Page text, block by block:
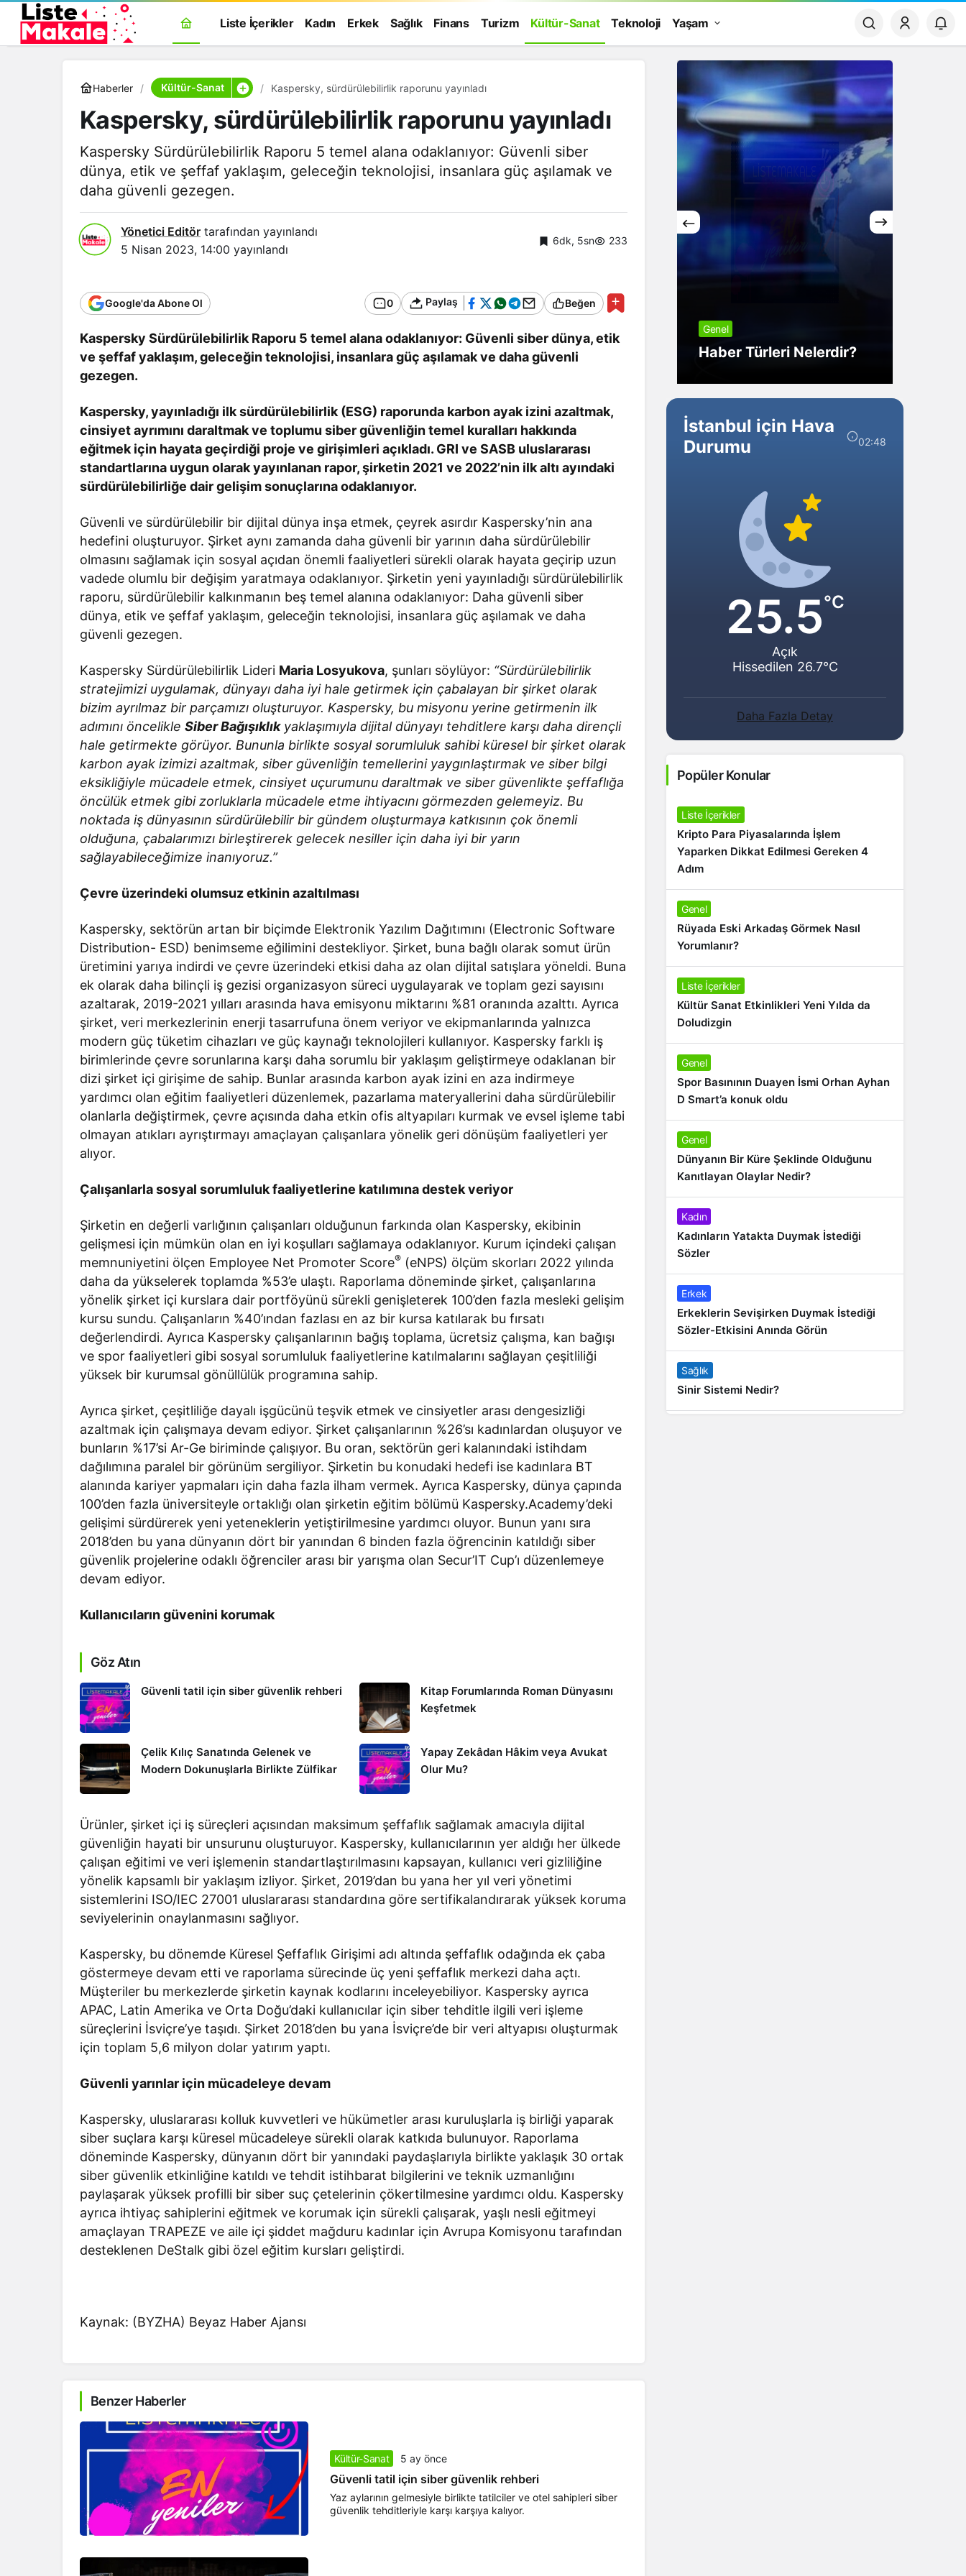
Liste İçerikler Kadın Erkek Sağlık Finans Turizm Kültür-Sanat Teknoloji Yaşam
Haberler Kültür-Sanat Kaspersky, sürdürülebilirlik raporunu yayınladı
Kaspersky, sürdürülebilirlik raporunu yayınladı
Kaspersky Sürdürülebilirlik Raporu 5 temel alana odaklanıyor: Güvenli siber
dünya, etik ve şeffaf yaklaşım, geleceğin teknolojisi, insanlara güç aşılamak ve
daha güvenli gezegen.
Yönetici Editör tarafından yayınlandı
5 Nisan 2023, 14:00 yayınlandı
6dk, 5sn 233
Google'da Abone Ol 0 Paylaş Beğen
Kaspersky Sürdürülebilirlik Raporu 5 temel alana odaklanıyor: Güvenli siber dünya, etik
ve şeffaf yaklaşım, geleceğin teknolojisi, insanlara güç aşılamak ve daha güvenli
gezegen.
Kaspersky, yayınladığı ilk sürdürülebilirlik (ESG) raporunda karbon ayak izini azaltmak,
cinsiyet ayrımını daraltmak ve toplumu siber güvenliğin temel kuralları hakkında
eğitmek için hayata geçirdiği proje ve girişimleri açıkladı. GRI ve SASB uluslararası
standartlarına uygun olarak yayınlanan rapor, şirketin 2021 ve 2022’nin ilk altı ayındaki
sürdürülebilirliğe dair gelişim sonuçlarına odaklanıyor.
Güvenli ve sürdürülebilir bir dijital dünya inşa etmek, çeyrek asırdır Kaspersky’nin ana
hedefini oluşturuyor. Şirket aynı zamanda daha güvenli bir yarının daha sürdürülebilir
olmasını sağlamak için sosyal açıdan önemli faaliyetleri sürekli olarak hayata geçirip uzun
vadede olumlu bir değişim yaratmaya odaklanıyor. Şirketin yeni yayınladığı sürdürülebilirlik
raporu, sürdürülebilir kalkınmanın beş temel alanına odaklanıyor: Daha güvenli siber
dünya, etik ve şeffaf yaklaşım, geleceğin teknolojisi, insanlara güç aşılamak ve daha
güvenli gezegen.
Kaspersky Sürdürülebilirlik Lideri Maria Losyukova, şunları söylüyor: “Sürdürülebilirlik
stratejimizi uygulamak, dünyayı daha iyi hale getirmek için çabalayan bir şirket olarak
bizim ayrılmaz bir parçamızı oluşturuyor. Kaspersky, bu misyonu yerine getirmenin ilk
adımını öncelikleSiber Bağışıklıkyaklaşımıyla dijital dünyayı tehditlere karşı daha dirençli
hale getirmekte görüyor. Bununla birlikte sosyal sorumluluk sahibi küresel bir şirket olarak
karbon ayak izimizi azaltmak, siber güvenliğin temellerini yaygınlaştırmak ve siber bilgi
eksikliğiyle mücadele etmek, cinsiyet uçurumunu daraltmak ve siber güvenlikte şeffaflığa
öncülük etmek gibi zorluklarla mücadele etme ihtiyacını görmezden gelemeyiz. Bu
noktada iş dünyasının sürdürülebilir bir gündem oluşturmaya katkısının çok önemli
olduğuna, çabalarımızı birleştirerek gelecek nesiller için daha iyi bir yarın
sağlayabileceğimize inanıyoruz.”
Çevre üzerindeki olumsuz etkinin azaltılması
Kaspersky, sektörün artan bir biçimde Elektronik Yazılım Dağıtımını (Electronic Software
Distribution- ESD) benimseme eğilimini destekliyor. Şirket, buna bağlı olarak somut ürün
üretimini yarıya indirdi ve çevre üzerindeki etkisi daha az olan dijital satışlara yöneldi. Buna
ek olarak daha bilinçli iş gezisi organizasyon süreci uygulayarak ve toplam gezi sayısını
azaltarak, 2019-2021 yılları arasında hava emisyonu miktarını %81 oranında azalttı. Ayrıca
şirket, veri merkezlerinin enerji tasarrufuna önem veriyor ve ekipmanlarında yalnızca
modern güç tüketim cihazları ve güç kaynağı teknolojileri kullanıyor. Kaspersky farklı iş
birimlerinde çevre sorunlarına karşı daha sorumlu bir yaklaşım geliştirmeye odaklanan bir
dizi şirket içi girişime de sahip. Bunlar arasında karbon ayak izini en aza indirmeye
yardımcı olan eğitim faaliyetleri düzenlemek, pazarlama materyallerini daha sürdürülebilir
olanlarla değiştirmek, çevre açısında daha etkin ofis altyapıları kurmak ve evsel işleme tabi
olmayan atıkları ayrıştırmayı amaçlayan çalışanlara yönelik geri dönüşüm faaliyetleri yer
alıyor.
Çalışanlarla sosyal sorumluluk faaliyetlerine katılımına destek veriyor
Şirketin en değerli varlığının çalışanları olduğunun farkında olan Kaspersky, ekibinin
gelişmesi için mümkün olan en iyi koşulları sağlamaya odaklanıyor. Kurum içindeki çalışan
memnuniyetini ölçen Employee Net Promoter Score® (eNPS) ölçüm skorları 2022 yılında
daha da yükselerek toplamda %53’e ulaştı. Raporlama döneminde şirket, çalışanlarına
yönelik şirket içi kurslara dair portföyünü sürekli genişleterek 100’den fazla mesleki gelişim
kursu sundu. Çalışanların %40’ından fazlası en az bir kursa katılarak bu fırsatı
değerlendirdi. Ayrıca Kaspersky çalışanlarının bağış toplama, ücretsiz çalışma, kan bağışı
ve spor faaliyetleri gibi sosyal sorumluluk faaliyetlerine katılmalarını sağlayan çeşitliliği
yüksek bir kurumsal gönüllülük programına sahip.
Ayrıca şirket, çeşitliliğe dayalı işgücünü teşvik etmek ve cinsiyetler arası dengesizliği
azaltmak için çalışmaya devam ediyor. Şirket çalışanlarının %26’sı kadınlardan oluşuyor ve
bunların %17’si Ar-Ge biriminde çalışıyor. Bu oran, sektörün geri kalanındaki istihdam
dağılımına paralel bir görünüm sergiliyor. Şirketin bu konudaki hedefi ise kadınlara BT
alanında kariyer yapmaları için daha fazla ilham vermek. Ayrıca Kaspersky, dünya çapında
100’den fazla üniversiteyle ortaklığı olan şirketin eğitim bölümü Kaspersky.Academy’deki
gelişimi sürdürerek yeni yeteneklerin yetiştirilmesine yardımcı oluyor. Bunun yanı sıra
2018’den bu yana dünyanın dört bir yanından 6 binden fazla öğrencinin katıldığı siber
güvenlik projelerine odaklı öğrenciler arası bir yarışma olan Secur’IT Cup’ı düzenlemeye
devam ediyor.
Kullanıcıların güvenini korumak
Göz Atın
Güvenli tatil için siber güvenlik rehberi
Kitap Forumlarında Roman Dünyasını
Keşfetmek
Çelik Kılıç Sanatında Gelenek ve
Modern Dokunuşlarla Birlikte Zülfikar
Yapay Zekâdan Hâkim veya Avukat
Olur Mu?
Ürünler, şirket içi iş süreçleri açısından maksimum şeffaflık sağlamak amacıyla dijital
güvenliğin hayati bir unsurunu oluşturuyor. Kaspersky, kullanıcılarının yer aldığı her ülkede
çalışan eğitimi ve veri işlemenin standartlaştırılmasını kapsayan, kullanıcı veri gizliliğine
yönelik kapsamlı bir yaklaşım izliyor. Şirket, 2019’dan bu yana her yıl veri yönetimi
sistemlerini ISO/IEC 27001 uluslararası standardına göre sertifikalandırarak yüksek koruma
seviyelerinin onaylanmasını sağlıyor.
Kaspersky, bu dönemde Küresel Şeffaflık Girişimi adı altında şeffaflık odağında ek çaba
göstermeye devam etti ve raporlama sürecinde üç yeni şeffaflık merkezi daha açtı.
Müşteriler bu merkezlerde şirketin kaynak kodlarını inceleyebiliyor. Kaspersky ayrıca
APAC, Latin Amerika ve Orta Doğu’daki kullanıcılar için siber tehditle ilgili veri işleme
süreçlerini İsviçre’ye taşıdı. Şirket 2018’den bu yana İsviçre’de bir veri altyapısı oluşturmak
için toplam 5,6 milyon dolar yatırım yaptı.
Güvenli yarınlar için mücadeleye devam
Kaspersky, uluslararası kolluk kuvvetleri ve hükümetler arası kuruluşlarla iş birliği yaparak
siber suçlara karşı küresel mücadeleye sürekli olarak katkıda bulunuyor. Raporlama
döneminde Kaspersky, dünyanın dört bir yanındaki paydaşlarıyla birlikte yaklaşık 30 ortak
siber güvenlik etkinliğine katıldı ve tehdit istihbarat bilgilerini ve teknik uzmanlığını
paylaşarak yüksek profilli bir siber suç çetelerinin çökertilmesine yardımcı oldu. Kaspersky
ayrıca ihtiyaç sahiplerini eğitmek ve korumak için sürekli çalışarak, yaşlı nesli eğitmeyi
amaçlayan TRAPEZE ve aile içi şiddet mağduru kadınlar için Avrupa Komisyonu tarafından
desteklenen DeStalk gibi özel eğitim kursları geliştirdi.
Kaynak: (BYZHA) Beyaz Haber Ajansı
Benzer Haberler
Kültür-Sanat 5 ay önce
Güvenli tatil için siber güvenlik rehberi
Yaz aylarının gelmesiyle birlikte tatilciler ve otel sahipleri siber
güvenlik tehditleriyle karşı karşıya kalıyor.
Genel
Bir Erkek Bir Kadına Ne
Zaman Bağlanır?
Genel
Haber Türleri Nelerdir?
İstanbul için Hava
Durumu
02:48
25.5°C
Açık
Hissedilen 26.7°C
Daha Fazla Detay
Popüler Konular
Liste İçerikler
Kripto Para Piyasalarında İşlem
Yaparken Dikkat Edilmesi Gereken 4
Adım
Genel
Rüyada Eski Arkadaş Görmek Nasıl
Yorumlanır?
Liste İçerikler
Kültür Sanat Etkinlikleri Yeni Yılda da
Doludizgin
Genel
Spor Basınının Duayen İsmi Orhan Ayhan
D Smart’a konuk oldu
Genel
Dünyanın Bir Küre Şeklinde Olduğunu
Kanıtlayan Olaylar Nedir?
Kadın
Kadınların Yatakta Duymak İstediği
Sözler
Erkek
Erkeklerin Sevişirken Duymak İstediği
Sözler-Etkisini Anında Görün
Sağlık
Sinir Sistemi Nedir?